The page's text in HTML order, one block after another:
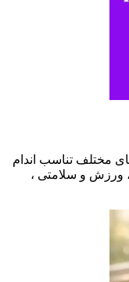
مختلف تناسب اندام
ورزش و سلامتی ،